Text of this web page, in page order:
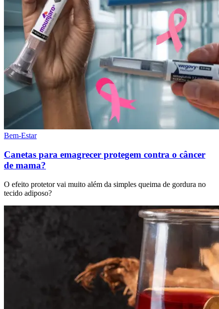
Bem-Estar
Canetas para emagrecer protegem contra o câncer
de mama?
O efeito protetor vai muito além da simples queima de gordura no
tecido adiposo?